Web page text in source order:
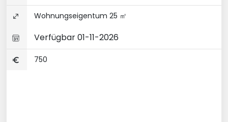
Wohnungseigentum 25 ㎡
Verfügbar 01-11-2026
750